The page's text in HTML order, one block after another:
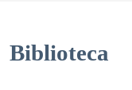
Biblioteca